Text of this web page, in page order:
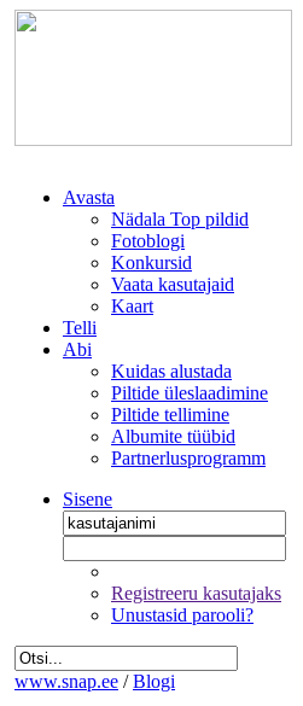
Avasta
Nädala Top pildid
Fotoblogi
Konkursid
Vaata kasutajaid
Kaart
Telli
Abi
Kuidas alustada
Piltide üleslaadimine
Piltide tellimine
Albumite tüübid
Partnerlusprogramm
Sisene
Registreeru kasutajaks
Unustasid parooli?
www.snap.ee / Blogi